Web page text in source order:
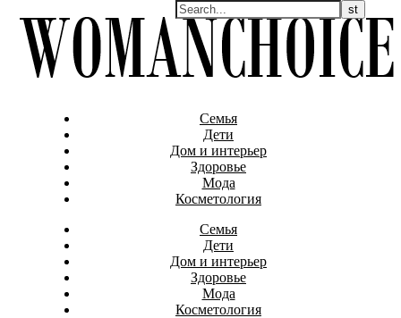
Семья
Дети
Дом и интерьер
Здоровье
Мода
Косметология
Семья
Дети
Дом и интерьер
Здоровье
Мода
Косметология